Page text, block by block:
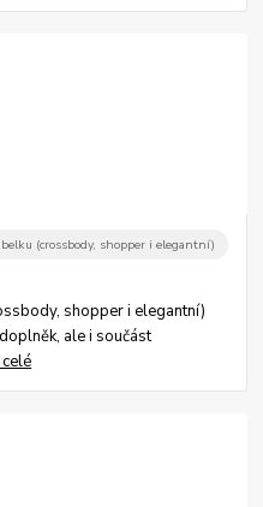
(crossbody, shopper i elegantní)
shopper i elegantní)
ale i součást